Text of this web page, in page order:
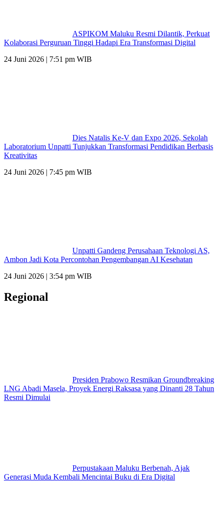
ASPIKOM Maluku Resmi Dilantik, Perkuat
Kolaborasi Perguruan Tinggi Hadapi Era Transformasi Digital
24 Juni 2026 | 7:51 pm WIB
Dies Natalis Ke-V dan Expo 2026, Sekolah
Laboratorium Unpatti Tunjukkan Transformasi Pendidikan Berbasis
Kreativitas
24 Juni 2026 | 7:45 pm WIB
Unpatti Gandeng Perusahaan Teknologi AS,
Ambon Jadi Kota Percontohan Pengembangan AI Kesehatan
24 Juni 2026 | 3:54 pm WIB
Regional
Presiden Prabowo Resmikan Groundbreaking
LNG Abadi Masela, Proyek Energi Raksasa yang Dinanti 28 Tahun
Resmi Dimulai
Perpustakaan Maluku Berbenah, Ajak
Generasi Muda Kembali Mencintai Buku di Era Digital